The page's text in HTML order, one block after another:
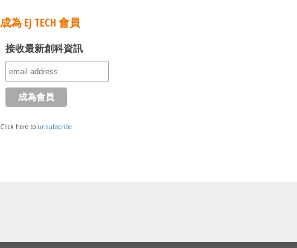
成為 EJ TECH 會員
接收最新創科資訊
Click here to unsubscribe